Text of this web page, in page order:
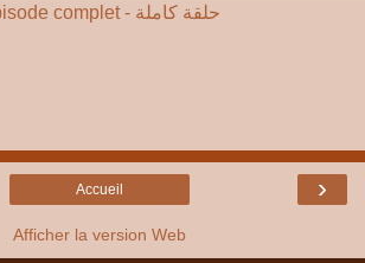
Episode complet - حلقة كاملة
›
Accueil
Afficher la version Web